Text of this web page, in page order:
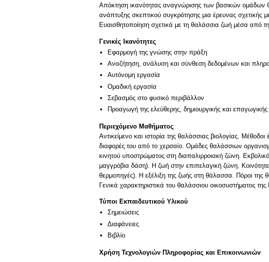
Απόκτηση ικανότητας αναγνώρισης των βασικών ομάδων
ανάπτυξης σκεπτικού συγκρότησης μια έρευνας
Ευαισθητοποίηση σχετικά με τη θαλάσσια ζωή μέσα από
Γενικές Ικανότητες
Εφαρμογή της γνώσης στην πράξη
Αναζήτηση, ανάλυση και σύνθεση δεδομένων και
Αυτόνομη εργασία
Ομαδική εργασία
Σεβασμός στο φυσικό περιβάλλον
Προαγωγή της ελεύθερης, δημιουργικής και
Περιεχόμενο Μαθήματος
Αντικείμενο και ιστορία της θαλάσσιας βιολογίας.
διαφορές του από το χερσαίο. Ομάδες θαλάσσιων
κινητού υποστρώματος στη διαπαλιρροιακή ζώνη.
μαγγρόβια δάση). Η ζωή στην επιπελαγική ζώνη.
θερμοπηγές). Η εξέλιξη της ζωής στη θάλασσα. Πόροι
Γενικά χαρακτηριστικά του θαλάσσιου οικοσυστήματος
Τύποι Εκπαιδευτικού Υλικού
Σημειώσεις
Διαφάνειες
Βιβλίο
Χρήση Τεχνολογιών Πληροφορίας και Επικοινωνιών